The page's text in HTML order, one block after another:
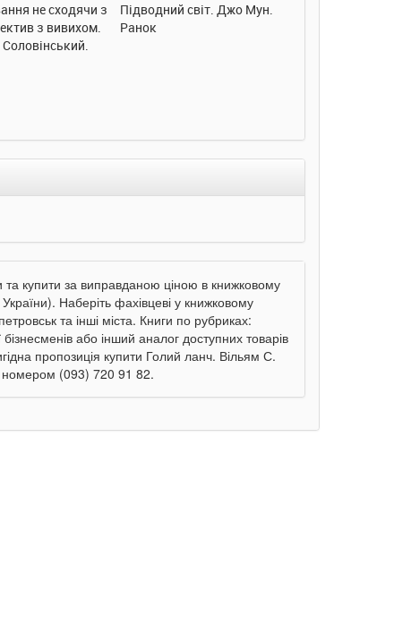
не сходячи з
з вивихом.
Підводний світ. Джо Мун.
Ранок
купити за виправданою ціною в книжковому
Наберіть фахівцеві у книжковому
та інші міста. Книги по рубриках:
або інший аналог доступних товарів
пропозиція купити Голий ланч. Вільям С.
номером (093) 720 91 82.